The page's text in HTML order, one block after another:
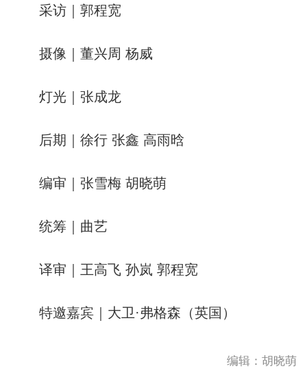
采访｜郭程宽
摄像｜董兴周 杨威
灯光｜张成龙
后期｜徐行 张鑫 高雨晗
编审｜张雪梅 胡晓萌
统筹｜曲艺
译审｜王高飞 孙岚 郭程宽
特邀嘉宾｜大卫·弗格森（英国）
编辑：胡晓萌